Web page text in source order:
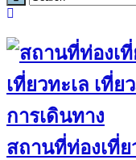
สถานที่ท่องเที่